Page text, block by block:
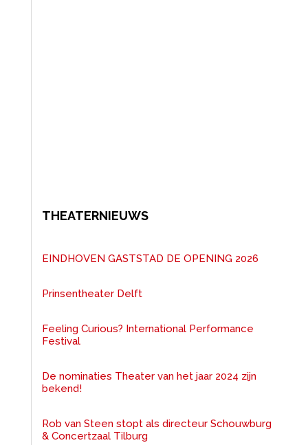
THEATERNIEUWS
EINDHOVEN GASTSTAD DE OPENING 2026
Prinsentheater Delft
Feeling Curious? International Performance
Festival
De nominaties Theater van het jaar 2024 zijn
bekend!
Rob van Steen stopt als directeur Schouwburg
& Concertzaal Tilburg